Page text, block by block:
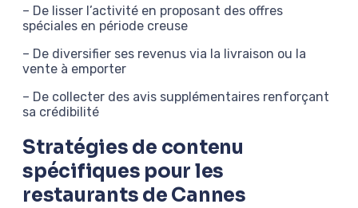
– De lisser l’activité en proposant des offres
spéciales en période creuse
– De diversifier ses revenus via la livraison ou la
vente à emporter
– De collecter des avis supplémentaires renforçant
sa crédibilité
Stratégies de contenu
spécifiques pour les
restaurants de Cannes